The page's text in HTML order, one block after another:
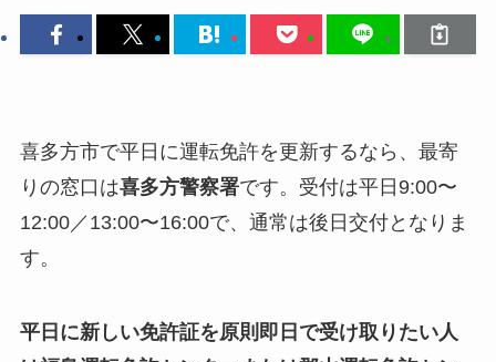
喜多方市で平日に運転免許を更新するなら、最寄
りの窓口は喜多方警察署です。受付は平日9:00〜
12:00／13:00〜16:00で、通常は後日交付となりま
す。
平日に新しい免許証を原則即日で受け取りたい人